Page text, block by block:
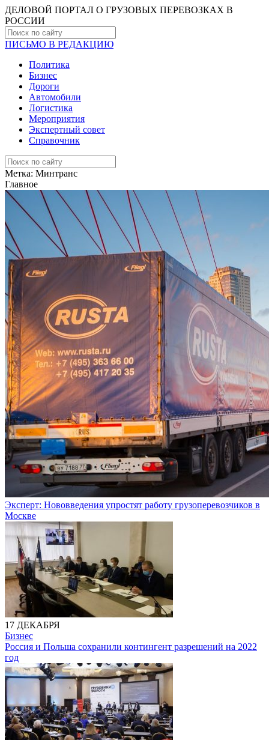
ДЕЛОВОЙ ПОРТАЛ О ГРУЗОВЫХ ПЕРЕВОЗКАХ В
РОCСИИ
ПИСЬМО В РЕДАКЦИЮ
Политика
Бизнес
Дороги
Автомобили
Логистика
Мероприятия
Экспертный совет
Справочник
Метка: Минтранс
Главное
Эксперт: Нововведения упростят работу грузоперевозчиков в
Москве
17 ДЕКАБРЯ
Бизнес
Россия и Польша сохранили контингент разрешений на 2022
год